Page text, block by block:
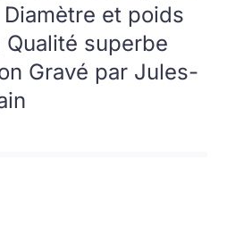
et poids
Qualité superbe
Gravé par Jules-